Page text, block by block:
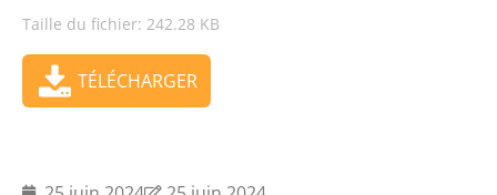
Taille du fichier: 242.28 KB
TÉLÉCHARGER